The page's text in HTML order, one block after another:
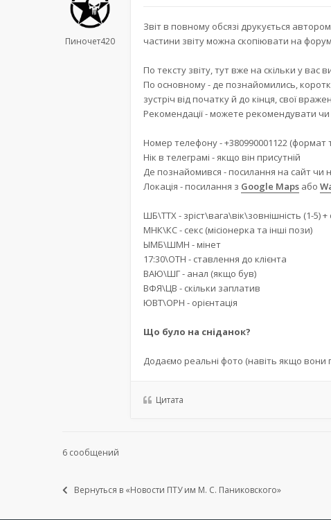
Пиночет420
Звіт в повному обсязі друкується
частини звіту можна скопіювати на
По тексту звіту, тут вже на скільки у вас
По основному - де познайомились,
зустріч від початку й до кінця, свої
Рекомендації - можете рекомендувати
Номер телефону - +380990001122 (формат
Нік в телеграмі - якщо він присутній
Де познайомився - посилання на сайт чи
Локація - посилання з Google Maps або
ШБ\ТТХ - зріст\вага\вік\зовнішність (1-5) +
МНК\КС - секс (місіонерка та інші пози)
ЫМБ\ШМН - мінет
17:30\ОТН - ставлення до клієнта
ВАЮ\ШГ - анал (якщо був)
ВФЯ\ЦВ - скільки заплатив
ЮВТ\ОРН - орієнтація
Що було на сніданок?
Додаємо реальні фото (навіть якщо вони
Цитата
6 сообщений
Вернуться в «Новости ПТУ им М. С. Паниковского»